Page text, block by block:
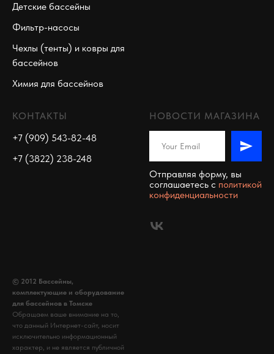
Детские бассейны
Фильтр-насосы
Чехлы (тенты) и ковры для
бассейнов
Химия для бассейнов
КОНТАКТЫ
+7 (909) 543-82-48
+7 (3822) 238-248
НОВОСТИ МАГАЗИНА
Отправляя форму, вы
соглашаетесь c политикой
конфиденциальности
© 2012 Бассейны,
комплектующие и оборудование
для бассейнов в Томске
Обращаем ваше внимание на то,
что данный Интернет-сайт, носит
исключительно информационный
характер, и не является публичной